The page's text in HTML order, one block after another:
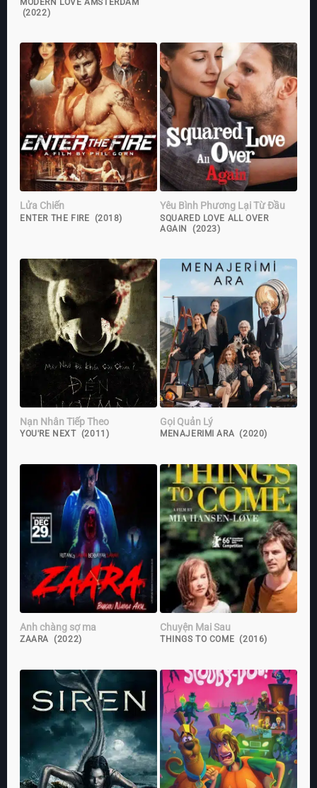
(2022)
Lửa Chiến
ENTER THE FIRE (2018)
Yêu Bình Phương Lại Từ Đầu
SQUARED LOVE ALL OVER
AGAIN (2023)
Nạn Nhân Tiếp Theo
YOU'RE NEXT (2011)
Gọi Quản Lý
MENAJERIMI ARA (2020)
Anh chàng sợ ma
ZAARA (2022)
Chuyện Mai Sau
THINGS TO COME (2016)